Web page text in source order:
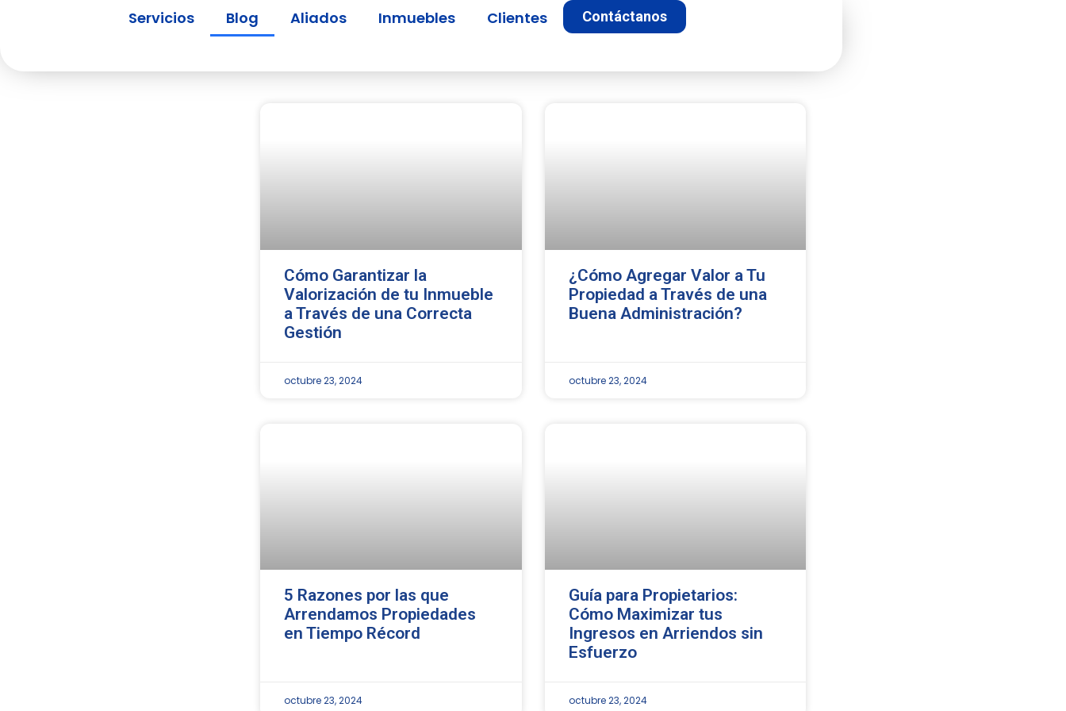
Servicios Blog Aliados Inmuebles Clientes Contáctanos
Cómo Garantizar la
Valorización de tu Inmueble
a Través de una Correcta
Gestión
octubre 23, 2024
¿Cómo Agregar Valor a Tu
Propiedad a Través de una
Buena Administración?
octubre 23, 2024
5 Razones por las que
Arrendamos Propiedades
en Tiempo Récord
octubre 23, 2024
Guía para Propietarios:
Cómo Maximizar tus
Ingresos en Arriendos sin
Esfuerzo
octubre 23, 2024